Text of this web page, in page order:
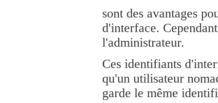
sont des avantages
d'interface.
l'administrateur.
Ces identifiants
qu'un utilisateur
garde le même